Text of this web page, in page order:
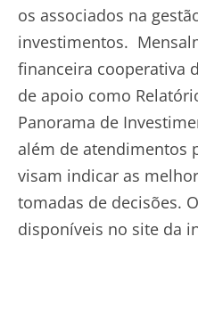
os associados na
investimentos.
financeira cooperativa
de apoio como
Panorama de
além de atendimentos
visam indicar as
tomadas de decisões.
disponíveis no site da